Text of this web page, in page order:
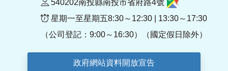
540202南投縣南投市省府路4號
星期一至星期五8:30～12:30 | 13:30～17:30
（公司登記：9:00～16:30）（國定假日除外）
政府網站資料開放宣告